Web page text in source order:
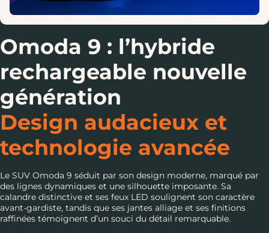
Omoda 9 : l’hybride
rechargeable nouvelle
génération
Design audacieux et
technologie avancée
Le SUV Omoda 9 séduit par son design moderne, marqué par
des lignes dynamiques et une silhouette imposante. Sa
calandre distinctive et ses feux LED soulignent son caractère
avant-gardiste, tandis que ses jantes alliage et ses finitions
raffinées témoignent d’un souci du détail remarquable.